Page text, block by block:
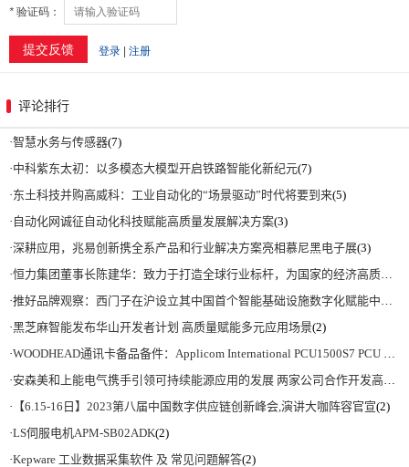
评论排行
·智慧水务与传感器(7)
·中科紫东太初：以多模态大模型开启铁路智能化新纪元(7)
·东土科技并购高威科：工业自动化的“场景驱动”时代将要到来(5)
· 自动化网诚征自动化科技赋能高质量发展解决方案(3)
·深耕应用，兆易创新携全系产品和行业解决方案亮相慕尼黑电子展(3)
·恒力集团董事长陈建华：致力于打造全球行业标杆，为国家的经济高质量发展贡献更大力量|上海电气集团党委书记、董事长吴磊来访
·推好品牌观察：西门子在沪设立其中国首个智能基础设施数字化赋能中心
·黑芝麻智能发布华山开发者计划 高质量赋能多元应用场景(2)
·WOODHEAD通讯卡备品备件：Applicom International PCU1500S7 PCU 1500 S7 V4.5.0
·安森美和上能电气携手引领可持续能源应用的发展 两家公司合作开发高性能储能和太阳能组串式逆变器方案 以实现可持续的未来
· 【6.15-16日】2023第八届中国数字供应链创新峰会,演讲大咖阵容官宣(2)
·LS伺服电机APM-SB02ADK(2)
·Kepware 工业数据采集软件 及 常见问题解答(2)